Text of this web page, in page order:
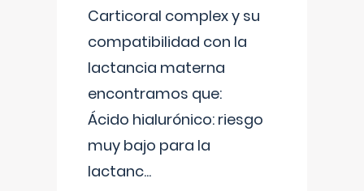
Carticoral complex y su
compatibilidad con la
lactancia materna
encontramos que:
Ácido hialurónico: riesgo
muy bajo para la
lactanc...